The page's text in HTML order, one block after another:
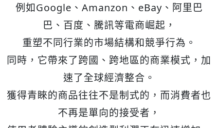
例如Google、Amanzon、eBay、阿里巴
巴、百度、騰訊等電商崛起，
重塑不同行業的市場結構和競爭行為。
同時，它帶來了跨國、跨地區的商業模式，加
速了全球經濟整合。
獲得青睞的商品往往不是制式的，而消費者也
不再是單向的接受者，